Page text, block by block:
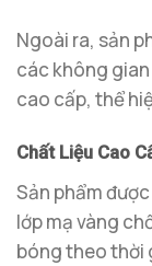
Ngoài ra, sản
các không
cao cấp, thể
Chất Liệu Cao
Sản phẩm
lớp mạ vàng
bóng theo thời